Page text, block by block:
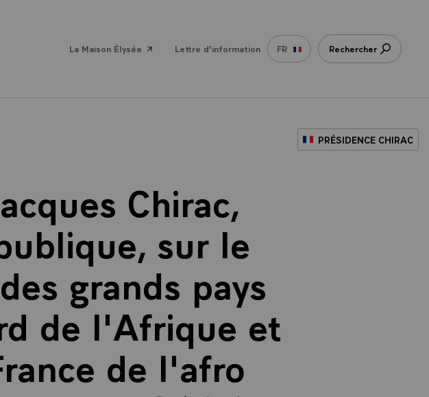
La Maison Élysée Lettre d'information FR Rechercher
PRÉSIDENCE CHIRAC
Chirac,
sur le
grands pays
de l'Afrique et
de l'afro